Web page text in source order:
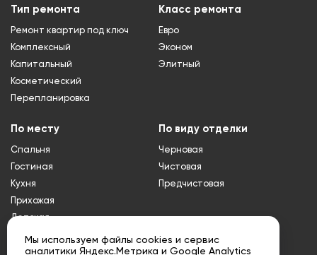
Тип ремонта
Ремонт квартир под ключ
Комплексный
Капитальный
Косметический
Перепланировка
Класс ремонта
Евро
Эконом
Элитный
По месту
Спальня
Гостиная
Кухня
Прихожая
Детская
Туалет
Ванная
По виду отделки
Черновая
Чистовая
Предчистовая
Мы используем файлы cookies и сервис
аналитики Яндекс.Метрика и Google Analytics